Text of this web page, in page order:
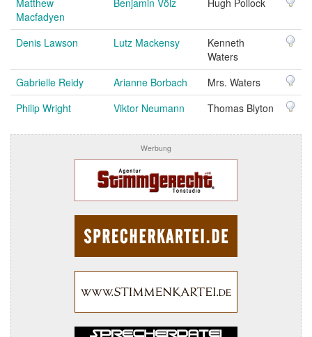
Macfadyen
Denis Lawson Lutz Mackensy
Kenneth
Waters
Gabrielle Reidy
Arianne Borbach
Mrs. Waters
Philip Wright
Viktor Neumann Thomas Blyton
Werbung